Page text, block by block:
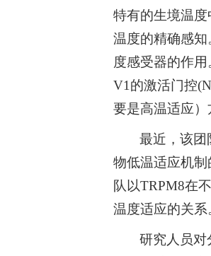
特有的生境温
温度的精确感知
度感受器的作
V1的激活门控
要是高温适应）
最近，该团
物低温适应机制
队以TRPM8在
温度适应的关系
研究人员对